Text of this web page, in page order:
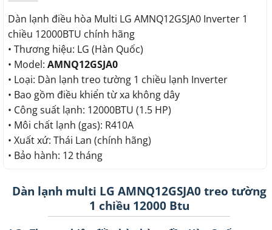
Dàn lạnh điều hòa Multi LG AMNQ12GSJA0 Inverter 1
chiều 12000BTU chính hãng
• Thương hiệu: LG (Hàn Quốc)
• Model: AMNQ12GSJA0
• Loại: Dàn lạnh treo tường 1 chiều lạnh Inverter
• Bao gồm điều khiển từ xa không dây
• Công suất lạnh: 12000BTU (1.5 HP)
• Môi chất lạnh (gas): R410A
• Xuất xứ: Thái Lan (chính hãng)
• Bảo hành: 12 tháng
Dàn lạnh multi LG AMNQ12GSJA0 treo tường
1 chiều 12000 Btu